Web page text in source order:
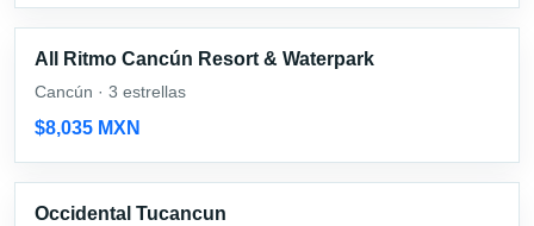
All Ritmo Cancún Resort & Waterpark
Cancún · 3 estrellas
$8,035 MXN
Occidental Tucancun